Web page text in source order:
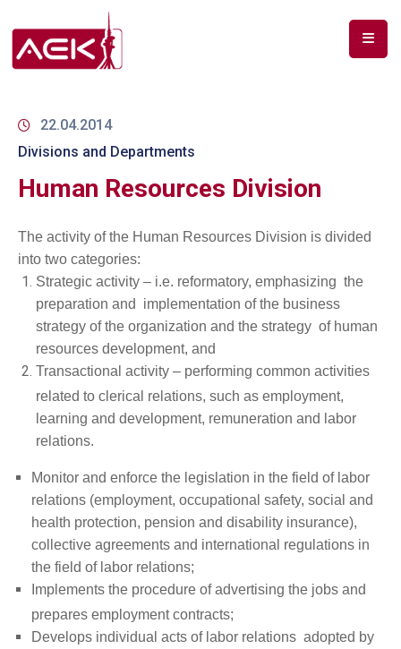
ЗА
ДОКУМЕНТИ
СПЕКТАР
ТЕЛЕКОМУНИКАЦИИ
АНАЛИЗА
ПАЗАР
КОРИСНИЦИ
22.04.2014
Divisions and Departments
Human Resources Division
The activity of the Human Resources Division is divided
into two categories:
Strategic activity – i.e. reformatory, emphasizing the
preparation and implementation of the business
strategy of the organization and the strategy of human
resources development, and
Transactional activity – performing common activities
related to clerical relations, such as employment,
learning and development, remuneration and labor
relations.
Monitor and enforce the legislation in the field of labor
relations (employment, occupational safety, social and
health protection, pension and disability insurance),
collective agreements and international regulations in
the field of labor relations;
Implements the procedure of advertising the jobs and
prepares employment contracts;
Develops individual acts of labor relations adopted by